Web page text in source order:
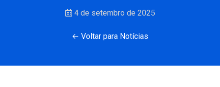
4 de setembro de 2025
← Voltar para Notícias